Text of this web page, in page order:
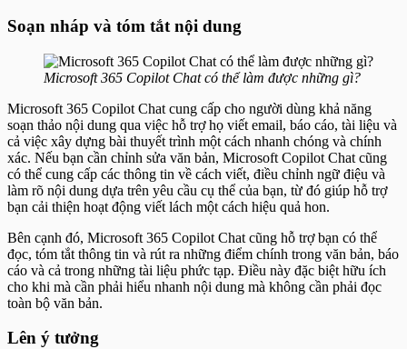
Soạn nháp và tóm tắt nội dung
Microsoft 365 Copilot Chat có thể làm được những gì?
Microsoft 365 Copilot Chat cung cấp cho người dùng khả năng
soạn thảo nội dung qua việc hỗ trợ họ viết email, báo cáo, tài liệu và
cả việc xây dựng bài thuyết trình một cách nhanh chóng và chính
xác. Nếu bạn cần chỉnh sửa văn bản, Microsoft Copilot Chat cũng
có thể cung cấp các thông tin về cách viết, điều chỉnh ngữ điệu và
làm rõ nội dung dựa trên yêu cầu cụ thể của bạn, từ đó giúp hỗ trợ
bạn cải thiện hoạt động viết lách một cách hiệu quả hon.
Bên cạnh đó, Microsoft 365 Copilot Chat cũng hỗ trợ bạn có thể
đọc, tóm tắt thông tin và rút ra những điểm chính trong văn bản, báo
cáo và cả trong những tài liệu phức tạp. Điều này đặc biệt hữu ích
cho khi mà cần phải hiểu nhanh nội dung mà không cần phải đọc
toàn bộ văn bản.
Lên ý tưởng